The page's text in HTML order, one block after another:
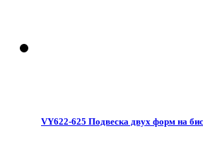
VY622-625 Подвеска двух форм на